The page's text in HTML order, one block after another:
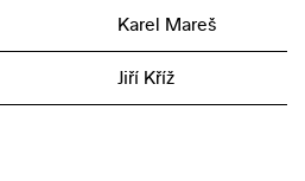
Karel Mareš
Jiří Kříž